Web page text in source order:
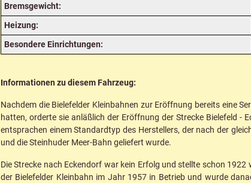
Bremsgewicht:
Heizung:
Besondere Einrichtungen:
Informationen zu diesem Fahrzeug:
Nachdem die Bielefelder Kleinbahnen zur Eröffnung bereits eine
hatten, orderte sie anläßlich der Eröffnung der Strecke Bielefeld -
entsprachen einem Standardtyp des Herstellers, der nach der
und die Steinhuder Meer-Bahn geliefert wurde.
Die Strecke nach Eckendorf war kein Erfolg und stellte schon
der Bielefelder Kleinbahn im Jahr 1957 in Betrieb und wurde